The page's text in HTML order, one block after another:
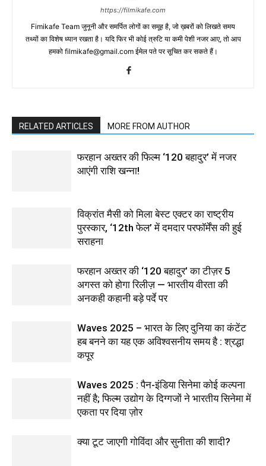
https://filmikafe.com
Fimikafe Team जुनूनी और समर्पित लोगों का समूह है, जो ख़बरों को लिखते समय
तथ्‍यों का विशेष ध्‍यान रखता है। यदि फिर भी कोई त्रुटि या कमी पेशी नजर आए, तो आप
हमको filmikafe@gmail.com ईमेल पते पर सूचित कर सकते हैं।
RELATED ARTICLES MORE FROM AUTHOR
फरहान अख्तर की फिल्म ‘120 बहादुर’ में नजर
आएंगी राशि खन्ना!
विक्रांत मैसी को मिला बेस्ट एक्टर का राष्ट्रीय
पुरस्कार, ‘12th फेल’ में दमदार परफॉर्मेंस की हुई
सराहना
फरहान अख्तर की ‘120 बहादुर’ का टीज़र 5
अगस्त को होगा रिलीज़ — भारतीय वीरता की
अनकही कहानी बड़े पर्दे पर
Waves 2025 – भारत के लिए दुनिया का कंटेंट
हब बनने का यह एक अविश्वसनीय समय है : श्रद्धा
कपूर
Waves 2025 : पैन-इंडिया सिनेमा कोई कल्पना
नहीं है; फिल्म उद्योग के दिग्गजों ने भारतीय सिनेमा में
एकता पर दिया ज़ोर
क्या टूट जाएगी गोविंदा और सुनीता की शादी?